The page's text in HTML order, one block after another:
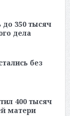
350 тысяч
дела
без
400 тысяч
матери